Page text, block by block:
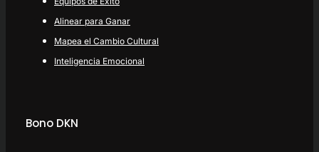
Alinear para Ganar
Mapea el Cambio Cultural
Inteligencia Emocional
Bono DKN